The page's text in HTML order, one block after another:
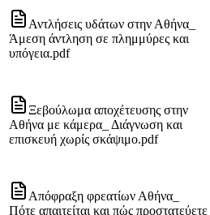
Αντλήσεις υδάτων στην Αθήνα_
Άμεση άντληση σε πλημμύρες και
υπόγεια.pdf
Ξεβούλωμα αποχέτευσης στην
Αθήνα με κάμερα_ Διάγνωση και
επισκευή χωρίς σκάψιμο.pdf
Απόφραξη φρεατίων Αθήνα_
Πότε απαιτείται και πώς προστατεύετε